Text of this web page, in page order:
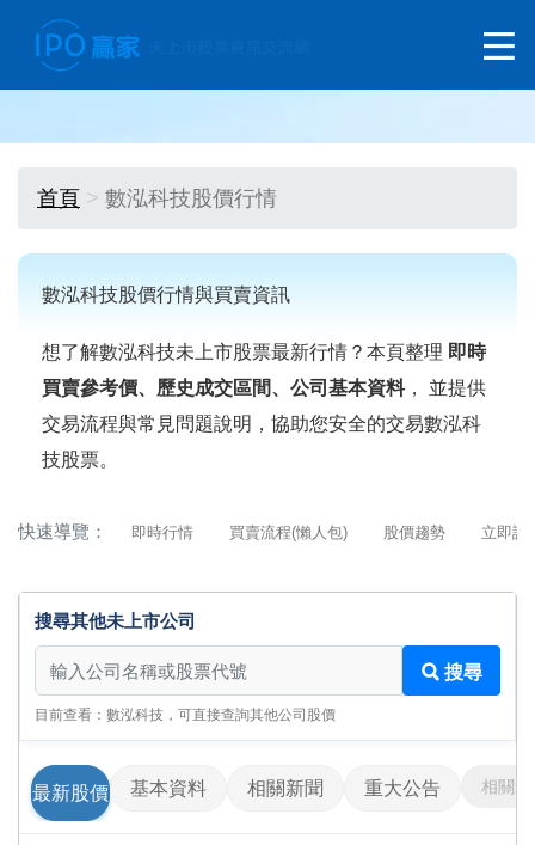
首頁 數泓科技股價行情
數泓科技股價行情與買賣資訊
想了解數泓科技未上市股票最新行情？本頁整理 即時
買賣參考價、歷史成交區間、公司基本資料， 並提供
交易流程與常見問題說明，協助您安全的交易數泓科
技股票。
快速導覽： 即時行情 買賣流程(懶人包) 股價趨勢 立即詢
搜尋其他未上市公司
搜尋其他未上市公司
搜尋
目前查看：數泓科技，可直接查詢其他公司股價
最新股價 基本資料 相關新聞 重大公告 相關影